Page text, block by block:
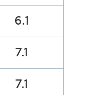
6.1
7.1
7.1